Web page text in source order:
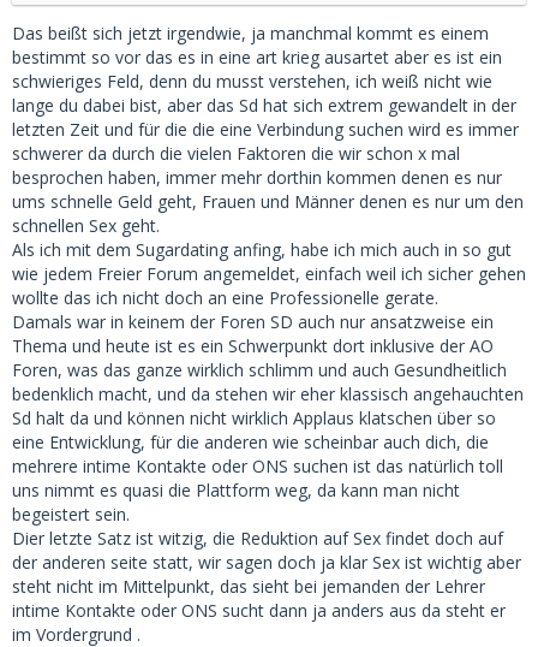
Das beißt sich jetzt irgendwie, ja manchmal kommt es einem
bestimmt so vor das es in eine art krieg ausartet aber es ist ein
schwieriges Feld, denn du musst verstehen, ich weiß nicht wie
lange du dabei bist, aber das Sd hat sich extrem gewandelt in der
letzten Zeit und für die die eine Verbindung suchen wird es immer
schwerer da durch die vielen Faktoren die wir schon x mal
besprochen haben, immer mehr dorthin kommen denen es nur
ums schnelle Geld geht, Frauen und Männer denen es nur um den
schnellen Sex geht.
Als ich mit dem Sugardating anfing, habe ich mich auch in so gut
wie jedem Freier Forum angemeldet, einfach weil ich sicher gehen
wollte das ich nicht doch an eine Professionelle gerate.
Damals war in keinem der Foren SD auch nur ansatzweise ein
Thema und heute ist es ein Schwerpunkt dort inklusive der AO
Foren, was das ganze wirklich schlimm und auch Gesundheitlich
bedenklich macht, und da stehen wir eher klassisch angehauchten
Sd halt da und können nicht wirklich Applaus klatschen über so
eine Entwicklung, für die anderen wie scheinbar auch dich, die
mehrere intime Kontakte oder ONS suchen ist das natürlich toll
uns nimmt es quasi die Plattform weg, da kann man nicht
begeistert sein.
Dier letzte Satz ist witzig, die Reduktion auf Sex findet doch auf
der anderen seite statt, wir sagen doch ja klar Sex ist wichtig aber
steht nicht im Mittelpunkt, das sieht bei jemanden der Lehrer
intime Kontakte oder ONS sucht dann ja anders aus da steht er
im Vordergrund .